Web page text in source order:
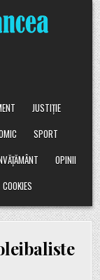
JUSTIȚIE
SPORT
OPINII
COOKIES